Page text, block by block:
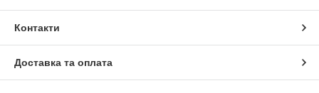
Контакти
Доставка та оплата